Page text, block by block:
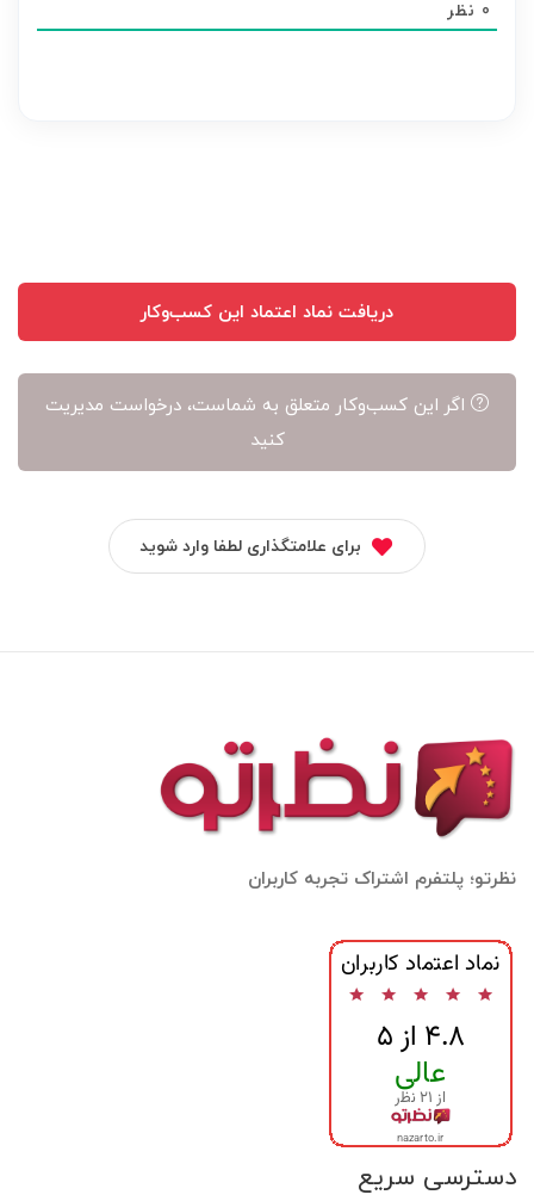
هر
0 نظر
دریافت نماد اعتماد این کسب‌وکار
اگر این کسب‌وکار متعلق به شماست، درخواست مدیریت
کنید
برای علامتگذاری لطفا وارد شوید
نظرتو؛ پلتفرم اشتراک تجربه کاربران
دسترسی سریع